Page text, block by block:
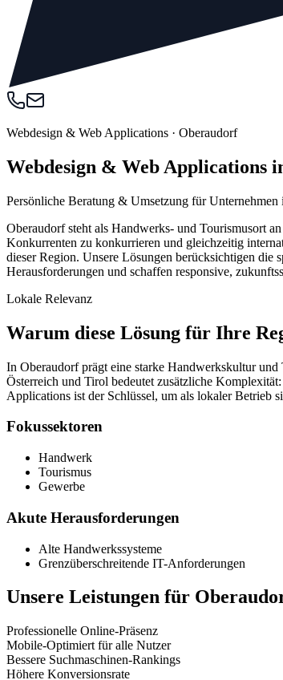
Webdesign & Web Applications · Oberaudorf
Webdesign & Web Applications
Persönliche Beratung & Umsetzung für Unternehmen
Oberaudorf steht als Handwerks- und Tourismusort
Konkurrenten zu konkurrieren und gleichzeitig
dieser Region. Unsere Lösungen berücksichtigen die
Herausforderungen und schaffen responsive,
Lokale Relevanz
Warum diese Lösung für Ihre
In Oberaudorf prägt eine starke Handwerkskultur
Österreich und Tirol bedeutet zusätzliche
Applications ist der Schlüssel, um als lokaler Betrieb
Fokussektoren
Handwerk
Tourismus
Gewerbe
Akute Herausforderungen
Alte Handwerkssysteme
Grenzüberschreitende IT-Anforderungen
Unsere Leistungen für
Professionelle Online-Präsenz
Mobile-Optimiert für alle Nutzer
Bessere Suchmaschinen-Rankings
Höhere Konversionsrate